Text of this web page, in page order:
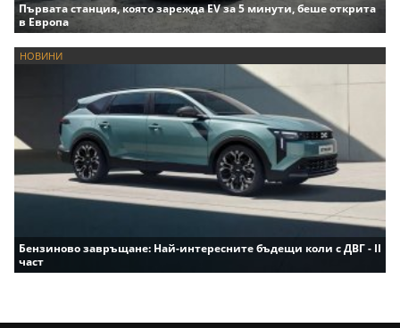
Първата станция, която зарежда EV за 5 минути, беше открита
в Европа
НОВИНИ
Бензиново завръщане: Най-интересните бъдещи коли с ДВГ - II
част